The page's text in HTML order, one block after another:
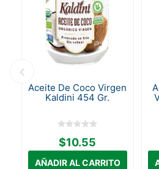
Aceite De Coco Virgen
Kaldini 454 Gr.
$10.55